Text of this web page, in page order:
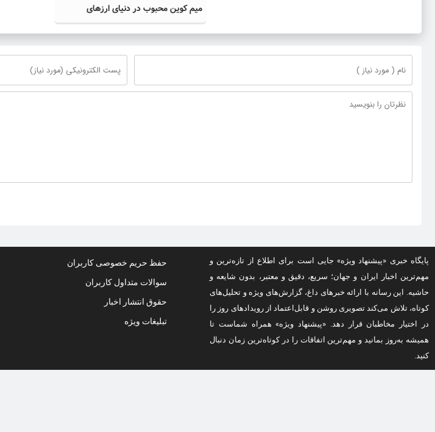
میم کوین محبوب در دنیای ارزهای
دیجیتال
پایگاه خبری «پیشنهاد ویژه» جایی است برای اطلاع از تازه‌ترین و
مهم‌ترین اخبار ایران و جهان؛ سریع، دقیق و معتبر، بدون شایعه و
حاشیه. این رسانه با ارائه خبرهای داغ، گزارش‌های ویژه و تحلیل‌های
کوتاه، تلاش می‌کند تصویری روشن و قابل‌اعتماد از رویدادهای روز را
در اختیار مخاطبان قرار دهد. «پیشنهاد ویژه» همراه شماست تا
همیشه به‌روز بمانید و مهم‌ترین اتفاقات را در کوتاه‌ترین زمان دنبال
کنید.
حفظ حریم خصوصی کاربران
سوالات متداول کاربران
حقوق انتشار اخبار
تبلیغات ویژه